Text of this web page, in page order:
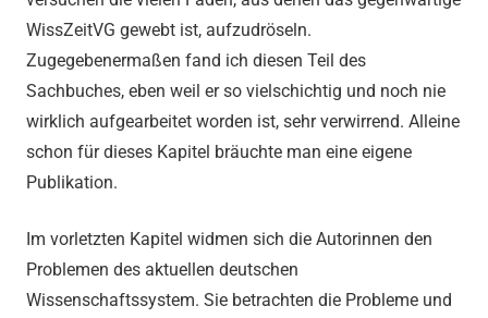
WissZeitVG gewebt ist, aufzudröseln.
Zugegebenermaßen fand ich diesen Teil des
Sachbuches, eben weil er so vielschichtig und noch nie
wirklich aufgearbeitet worden ist, sehr verwirrend. Alleine
schon für dieses Kapitel bräuchte man eine eigene
Publikation.
Im vorletzten Kapitel widmen sich die Autorinnen den
Problemen des aktuellen deutschen
Wissenschaftssystem. Sie betrachten die Probleme und